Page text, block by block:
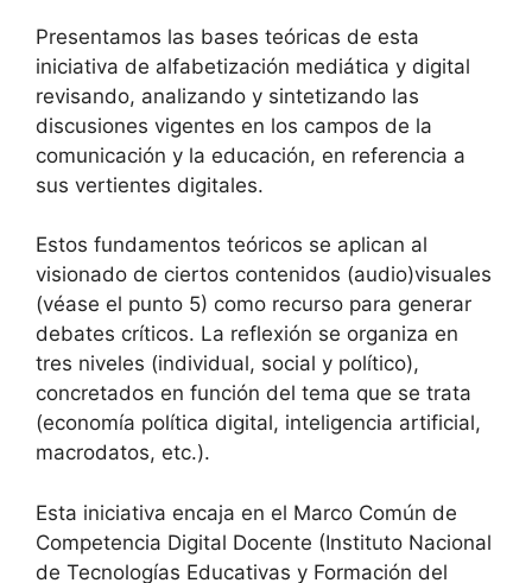
Presentamos las bases teóricas de esta
iniciativa de alfabetización mediática y digital
revisando, analizando y sintetizando las
discusiones vigentes en los campos de la
comunicación y la educación, en referencia a
sus vertientes digitales.
Estos fundamentos teóricos se aplican al
visionado de ciertos contenidos (audio)visuales
(véase el punto 5) como recurso para generar
debates críticos. La reflexión se organiza en
tres niveles (individual, social y político),
concretados en función del tema que se trata
(economía política digital, inteligencia artificial,
macrodatos, etc.).
Esta iniciativa encaja en el Marco Común de
Competencia Digital Docente (Instituto Nacional
de Tecnologías Educativas y Formación del